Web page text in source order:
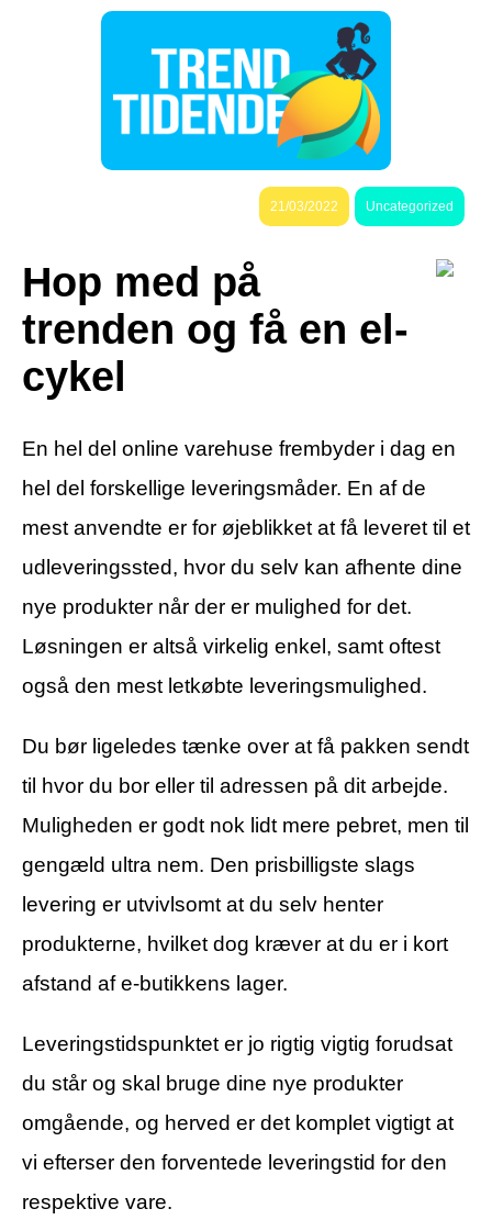
21/03/2022 Uncategorized
Hop med på
trenden og få en el-
cykel
En hel del online varehuse frembyder i dag en
hel del forskellige leveringsmåder. En af de
mest anvendte er for øjeblikket at få leveret til et
udleveringssted, hvor du selv kan afhente dine
nye produkter når der er mulighed for det.
Løsningen er altså virkelig enkel, samt oftest
også den mest letkøbte leveringsmulighed.
Du bør ligeledes tænke over at få pakken sendt
til hvor du bor eller til adressen på dit arbejde.
Muligheden er godt nok lidt mere pebret, men til
gengæld ultra nem. Den prisbilligste slags
levering er utvivlsomt at du selv henter
produkterne, hvilket dog kræver at du er i kort
afstand af e-butikkens lager.
Leveringstidspunktet er jo rigtig vigtig forudsat
du står og skal bruge dine nye produkter
omgående, og herved er det komplet vigtigt at
vi efterser den forventede leveringstid for den
respektive vare.